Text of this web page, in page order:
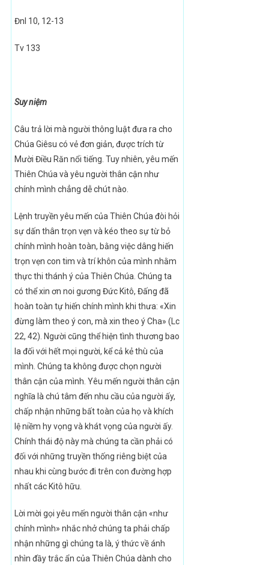
Đnl 10, 12-13
Tv 133
Suy niệm
Câu trả lời mà người thông luật đưa ra cho
Chúa Giêsu có vẻ đơn giản, được trích từ
Mười Điều Răn nổi tiếng. Tuy nhiên, yêu mến
Thiên Chúa và yêu người thân cận như
chính mình chẳng dễ chút nào.
Lệnh truyền yêu mến của Thiên Chúa đòi hỏi
sự dấn thân trọn vẹn và kéo theo sự từ bỏ
chính mình hoàn toàn, bằng việc dâng hiến
trọn vẹn con tim và trí khôn của mình nhằm
thực thi thánh ý của Thiên Chúa. Chúng ta
có thể xin ơn noi gương Đức Kitô, Đấng đã
hoàn toàn tự hiến chính mình khi thưa: «Xin
đừng làm theo ý con, mà xin theo ý Cha» (Lc
22, 42). Người cũng thể hiện tình thương bao
la đối với hết mọi người, kể cả kẻ thù của
mình. Chúng ta không được chọn người
thân cận của mình. Yêu mến người thân cận
nghĩa là chú tâm đến nhu cầu của người ấy,
chấp nhận những bất toàn của họ và khích
lệ niềm hy vọng và khát vọng của người ấy.
Chính thái độ này mà chúng ta cần phải có
đối với những truyền thống riêng biệt của
nhau khi cùng bước đi trên con đường hợp
nhất các Kitô hữu.
Lời mời gọi yêu mến người thân cận «như
chính mình» nhắc nhở chúng ta phải chấp
nhận những gì chúng ta là, ý thức về ánh
nhìn đầy trắc ẩn của Thiên Chúa dành cho